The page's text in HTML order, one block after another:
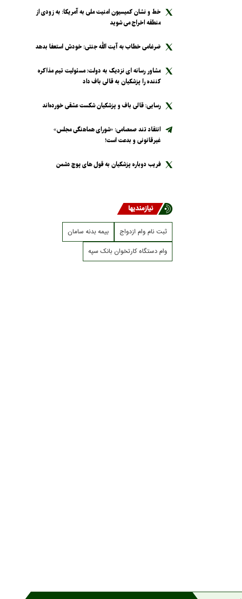
خط و نشان کمیسیون امنیت ملی به آمریکا: به زودی از
منطقه اخراج می شوید
ضرغامی خطاب به آیت الله جنتی: خودش استعفا بدهد
مشاور رسانه ای نزدیک به دولت: مسئولیت تیم مذاکره
کننده را پزشکیان به قالی باف داد
رسایی: قالی باف و پزشکیان شکست عشقی خورده‌اند
انتقاد تند صمصامی: «شورای هماهنگی مجلس»
غیرقانونی و بدعت است!
فریب دوباره پزشکیان به قول های پوچ دشمن
نیازمندیها
ثبت نام وام ازدواج
بیمه بدنه سامان
وام دستگاه کارتخوان بانک سپه